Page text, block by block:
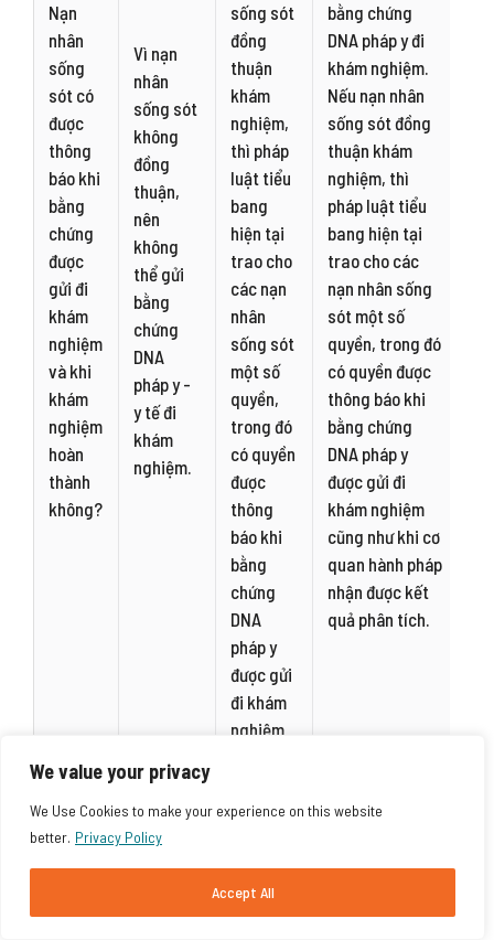
We value your privacy
We Use Cookies to make your experience on this website
better. Privacy Policy
Accept All
Nạn
nhân
sống
sót có
được
thông
báo khi
bằng
chứng
được
gửi đi
khám
nghiệm
và khi
khám
nghiệm
hoàn
thành
không?
Vì nạn
nhân
sống sót
không
đồng
thuận,
nên
không
thể gửi
bằng
chứng
DNA
pháp y -
y tế đi
khám
nghiệm.
sống sót
đồng
thuận
khám
nghiệm,
thì pháp
luật tiểu
bang
hiện tại
trao cho
các nạn
nhân
sống sót
một số
quyền,
trong đó
có quyền
được
thông
báo khi
bằng
chứng
DNA
pháp y
được gửi
đi khám
nghiệm
quan
pháp
nhận
được kết
bằng chứng
DNA pháp y đi
khám nghiệm.
Nếu nạn nhân
sống sót đồng
thuận khám
nghiệm, thì
pháp luật tiểu
bang hiện tại
trao cho các
nạn nhân sống
sót một số
quyền, trong đó
có quyền được
thông báo khi
bằng chứng
DNA pháp y
được gửi đi
khám nghiệm
cũng như khi cơ
quan hành pháp
nhận được kết
quả phân tích.